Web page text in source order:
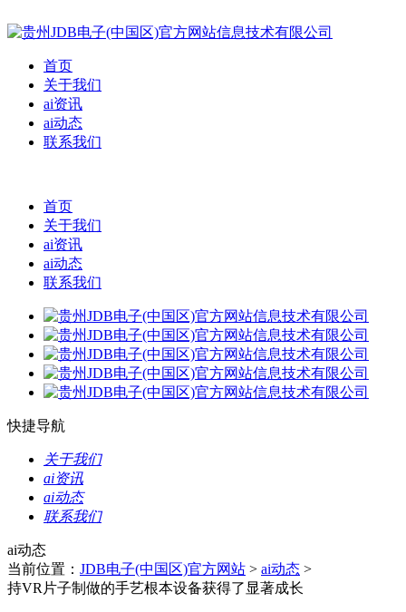
首页
关于我们
ai资讯
ai动态
联系我们
首页
关于我们
ai资讯
ai动态
联系我们
快捷导航
关于我们
ai资讯
ai动态
联系我们
ai动态
当前位置： JDB电子(中国区)官方网站 > ai动态 >
持VR片子制做的手艺根本设备获得了显著成长